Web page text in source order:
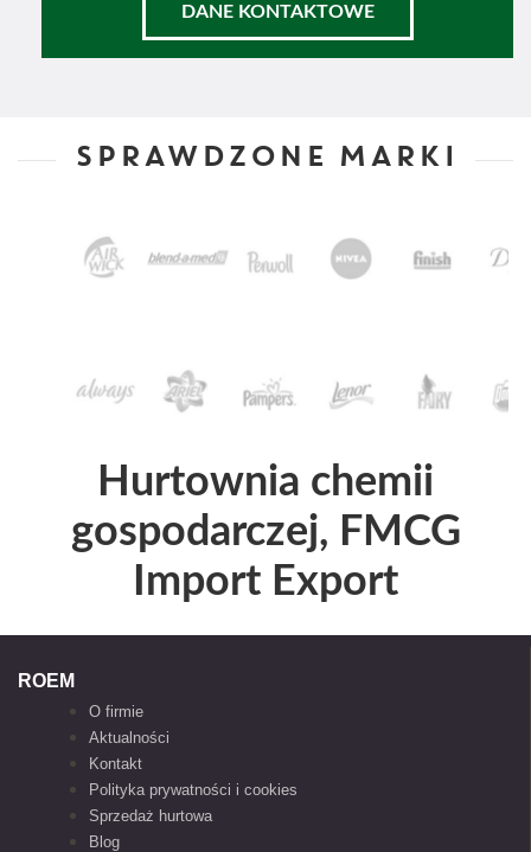
DANE KONTAKTOWE
SPRAWDZONE MARKI
Hurtownia chemii
gospodarczej, FMCG
Import Export
ROEM
O firmie
Aktualności
Kontakt
Polityka prywatności i cookies
Sprzedaż hurtowa
Blog